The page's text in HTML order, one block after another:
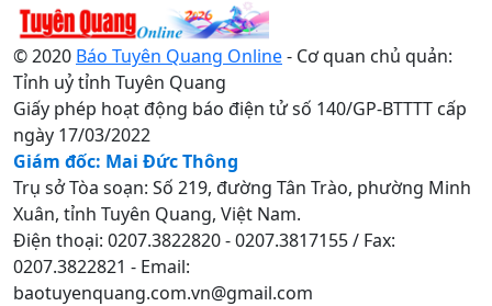
© 2020 Báo Tuyên Quang Online- Cơ quan chủ quản:
Tỉnh uỷ tỉnh Tuyên Quang
Giấy phép hoạt động báo điện tử số 140/GP-BTTTT cấp
ngày 17/03/2022
Giám đốc: Mai Đức Thông
Trụ sở Tòa soạn: Số 219, đường Tân Trào, phường Minh
Xuân, tỉnh Tuyên Quang, Việt Nam.
Điện thoại: 0207.3822820 - 0207.3817155 / Fax:
0207.3822821 - Email:
baotuyenquang.com.vn@gmail.com